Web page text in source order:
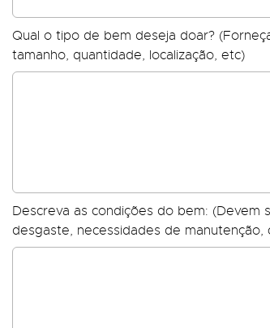
Qual o tipo de bem deseja doar?
tamanho, quantidade, localização, etc)
Descreva as condições do bem:
desgaste, necessidades de manutenção,